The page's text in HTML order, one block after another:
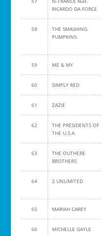
RICARDO DA FORCE
58
THE SMASHING
PUMPKINS
59 ME & MY
60 SIMPLY RED
61 ZAZIE
62
THE PRESIDENTS OF
THE U.S.A.
63
THE OUTHERE
BROTHERS
64 2 UNLIMITED
65 MARIAH CAREY
66 MICHELLE GAYLE